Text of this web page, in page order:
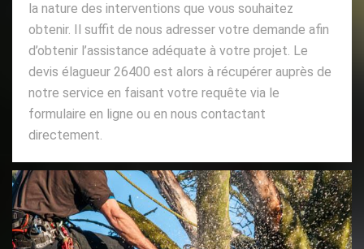
la nature des interventions que vous souhaitez
obtenir. Il suffit de nous adresser votre demande afin
d’obtenir l’assistance adéquate à votre projet. Le
devis élagueur 26400 est alors à récupérer auprès de
notre service en faisant votre requête via le
formulaire en ligne ou en nous contactant
directement.